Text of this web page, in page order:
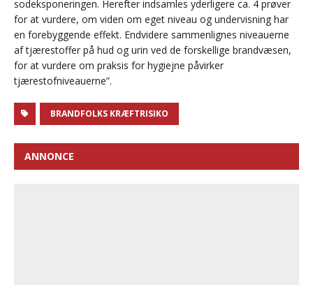
sodeksponeringen. Herefter indsamles yderligere ca. 4 prøver
for at vurdere, om viden om eget niveau og undervisning har
en forebyggende effekt. Endvidere sammenlignes niveauerne
af tjærestoffer på hud og urin ved de forskellige brandvæsen,
for at vurdere om praksis for hygiejne påvirker
tjærestofniveauerne”.
BRANDFOLKS KRÆFTRISIKO
ANNONCE